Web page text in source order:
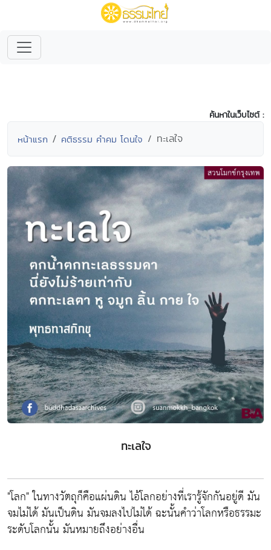
ค้นหาในเว็บไซต์ :
หน้าแรก คติธรรม คำคม โดนใจ ทะเลใจ
ทะเลใจ
"โลก" ในทางวัตถุก็คือแผ่นดิน ไอ้โลกอย่างที่เรารู้จักกันอยู่ดี มัน
จมไม่ได้ มันเป็นดิน มันจมลงไปไม่ได้ ฉะนั้นคำว่าโลกหรือธรรมะ
ระดับโลกนั้น มันหมายถึงอย่างอื่น